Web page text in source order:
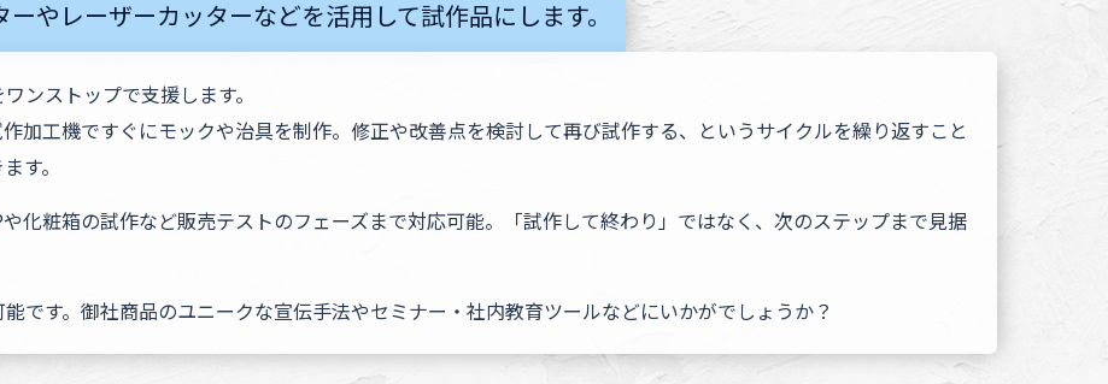
やレーザーカッターなどを活用して試作品にします。
ンストップで支援します。
加工機ですぐにモックや治具を制作。修正や改善点を検討して再び試作する、というサイクルを繰り返すこと
す。
化粧箱の試作など販売テストのフェーズまで対応可能。「試作して終わり」ではなく、次のステップまで見据
です。御社商品のユニークな宣伝手法やセミナー・社内教育ツールなどにいかがでしょうか？